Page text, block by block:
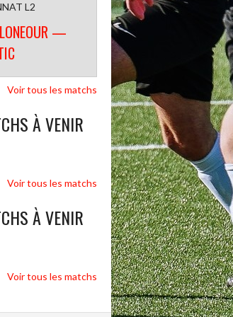
L2
—
Voir tous les matchs
À VENIR
Voir tous les matchs
À VENIR
Voir tous les matchs